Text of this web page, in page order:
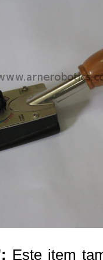
Este item